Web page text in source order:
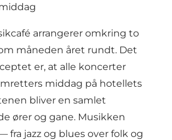
arrangerer omkring to
måneden året rundt. Det
er, at alle koncerter
middag på hotellets
bliver en samlet
ører og gane. Musikken
jazz og blues over folk og